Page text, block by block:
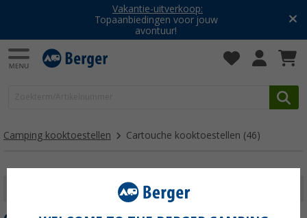
Vakantie-uitverkoop:
Topaanbiedingen voor jouw
avontuur!
Camping kooktoestellen Cartouche kooktoestellen (46)
FILTER WEERGEVEN